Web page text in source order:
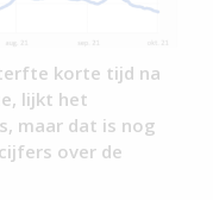
korte tijd na
lijkt het
maar dat is nog
over de